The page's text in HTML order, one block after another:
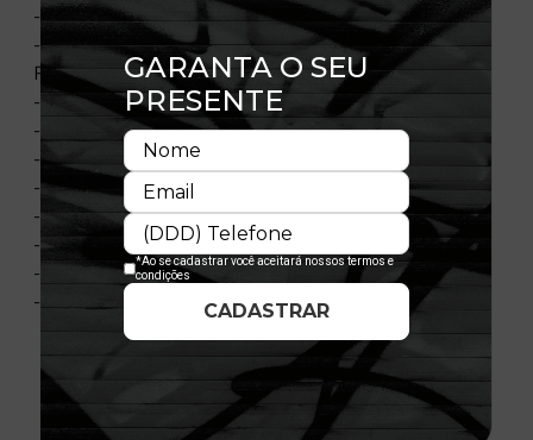
- SNAPBACK
- ESTAMPA EMBORRACHADA REFLETIVA
FRONTAL
- FLAG BORDADA
- PAINEL FRONTAL ÚNICO
- AJUSTÁVEL
- Aba curva
- NYLON
- 100% POLIÉSTER
- IMPORTADO
- LICENÇA OFICIAL